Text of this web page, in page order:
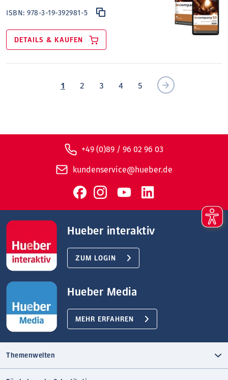
ISBN:978-3-19-392981-5
DETAILS & KAUFEN
1 2 3 4 5
+49 (0)89 / 96 02 96 03
kundenservice@hueber.de
Hueber interaktiv
ZUM LOGIN
Hueber Media
MEHR ERFAHREN
Themenwelten